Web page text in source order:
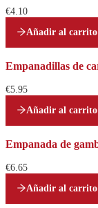
€4.10
Añadir al carrito
Empanadillas de
€5.95
Añadir al carrito
Empanada de
€6.65
Añadir al carrito